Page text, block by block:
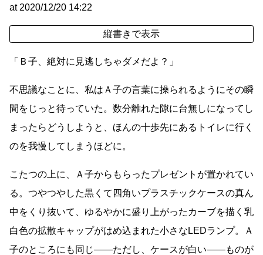
at 2020/12/20 14:22
「Ｂ子、絶対に見逃しちゃダメだよ？」
不思議なことに、私はＡ子の言葉に操られるようにその瞬
間をじっと待っていた。数分離れた隙に台無しになってし
まったらどうしようと、ほんの十歩先にあるトイレに行く
のを我慢してしまうほどに。
こたつの上に、Ａ子からもらったプレゼントが置かれてい
る。つやつやした黒くて四角いプラスチックケースの真ん
中をくり抜いて、ゆるやかに盛り上がったカーブを描く乳
白色の拡散キャップがはめ込まれた小さなLEDランプ。Ａ
子のところにも同じ――ただし、ケースが白い――ものが